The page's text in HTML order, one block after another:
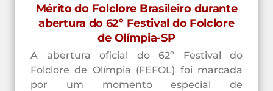
Mérito do Folclore Brasileiro durante
abertura do 62º Festival do Folclore
de Olímpia-SP
A abertura oficial do 62º Festival do
Folclore de Olímpia (FEFOL) foi marcada
por um momento especial de